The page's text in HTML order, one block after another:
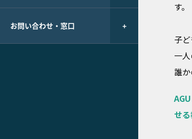
お問い合わせ・窓口
す。
子
一
誰
せる